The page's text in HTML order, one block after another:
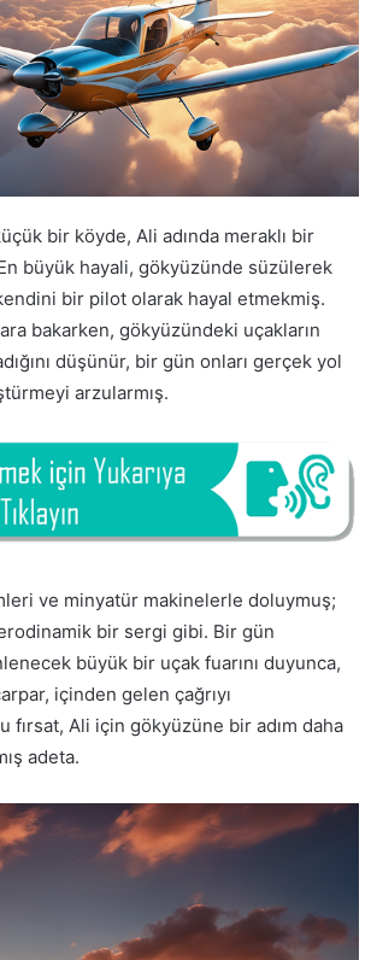
bir köyde, Ali adında meraklı bir
büyük hayali, gökyüzünde süzülerek
bir pilot olarak hayal etmekmiş.
bakarken, gökyüzündeki uçakların
düşünür, bir gün onları gerçek yol
arzularmış.
ve minyatür makinelerle doluymuş;
bir sergi gibi. Bir gün
büyük bir uçak fuarını duyunca,
içinden gelen çağrıyı
fırsat, Ali için gökyüzüne bir adım daha
adeta.